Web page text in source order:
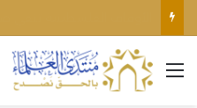
القائمة